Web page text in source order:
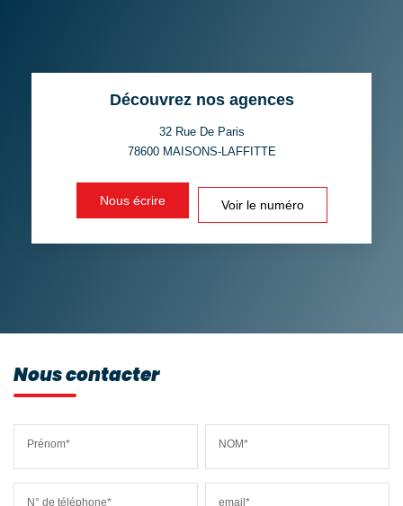
PART DES MÉNAGES SANS
VOITURE
ECOLES ET CRÈCHES
Découvrez nos agences
32 Rue De Paris
78600 MAISONS-LAFFITTE
Nous écrire Voir le numéro
Nous contacter
Prénom* NOM*
N° de téléphone* email*